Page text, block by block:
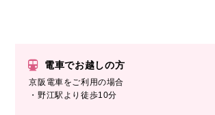
電車でお越しの方
京阪電車をご利用の場合
・野江駅より徒歩10分